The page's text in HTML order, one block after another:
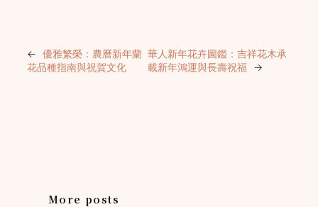
← 優雅繁榮：農曆新年蘭
花品種指南與祝賀文化
華人新年花卉圖鑑：吉祥花木承
載新年鴻運與長壽祝福 →
More posts